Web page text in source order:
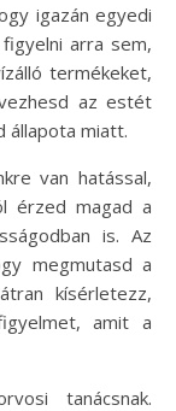
igazán egyedi
arra sem,
termékeket,
az estét
állapota miatt.
van hatással,
érzed magad a
is. Az
megmutasd a
kísérletezz,
amit a
tanácsnak.